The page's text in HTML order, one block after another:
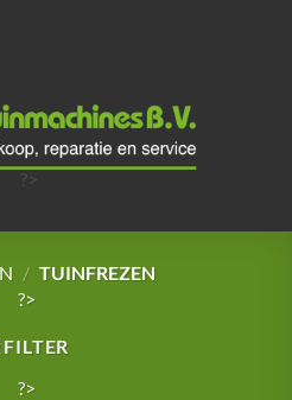
?>
/ TUINFREZEN
?>
FILTER
?>